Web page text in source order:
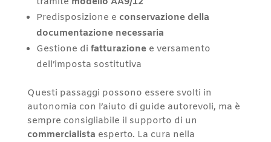
Predisposizione e conservazione della
documentazione necessaria
Gestione di fatturazionee versamento
dell’imposta sostitutiva
Questi passaggi possono essere svolti in
autonomia con l’aiuto di guide autorevoli, ma è
sempre consigliabile il supporto di un
commercialista esperto. La cura nella